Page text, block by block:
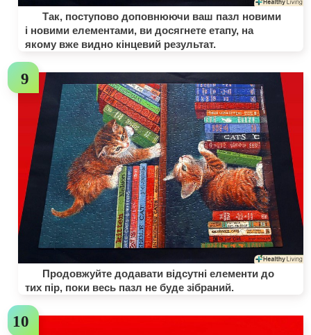
Так, поступово доповнюючи ваш пазл новими
і новими елементами, ви досягнете етапу, на
якому вже видно кінцевий результат.
Продовжуйте додавати відсутні елементи до
тих пір, поки весь пазл не буде зібраний.